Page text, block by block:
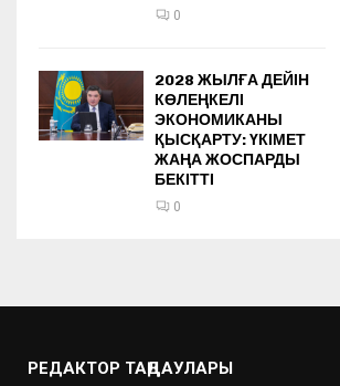
0
2028 ЖЫЛҒА ДЕЙІН
КӨЛЕҢКЕЛІ
ЭКОНОМИКАНЫ
ҚЫСҚАРТУ: ҮКІМЕТ
ЖАҢА ЖОСПАРДЫ
БЕКІТТІ
0
РЕДАКТОР ТАҢДАУЛАРЫ